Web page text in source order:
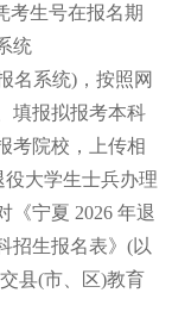
考生号在报名期
统
名系统)，按照网
填报拟报考本科
考院校，上传相
大学生士兵办理
《宁夏 2026 年退
招生报名表》(以
县(市、区)教育